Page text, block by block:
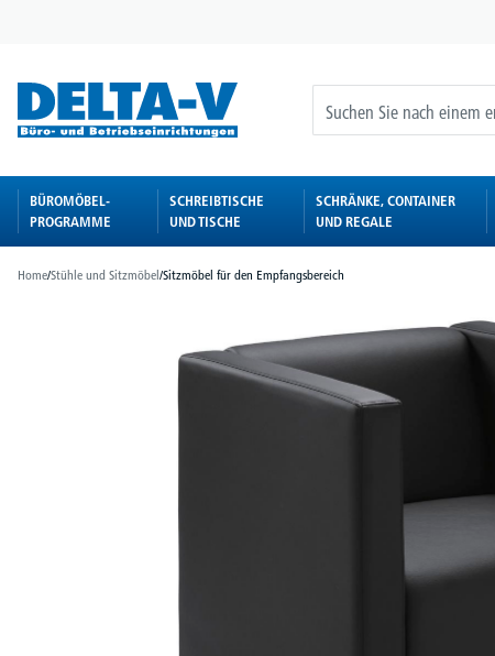
BÜROMÖBEL-
PROGRAMME
SCHREIBTISCHE
UND TISCHE
SCHRÄNKE, CONTAINER
UND REGALE
Home/Stühle und Sitzmöbel/Sitzmöbel für den Empfangsbereich